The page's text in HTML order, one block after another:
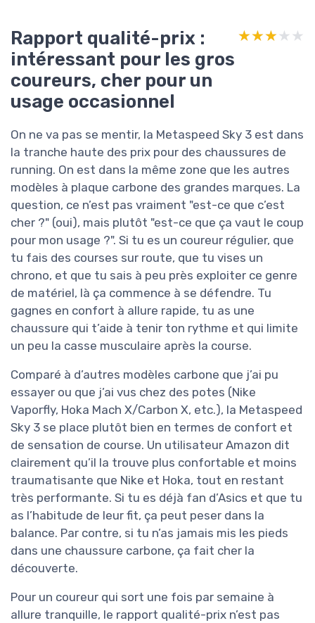
Rapport qualité-prix :
intéressant pour les gros
coureurs, cher pour un
usage occasionnel
★★★★★
★★★★★
On ne va pas se mentir, la Metaspeed Sky 3 est dans
la tranche haute des prix pour des chaussures de
running. On est dans la même zone que les autres
modèles à plaque carbone des grandes marques. La
question, ce n’est pas vraiment "est-ce que c’est
cher ?" (oui), mais plutôt "est-ce que ça vaut le coup
pour mon usage ?". Si tu es un coureur régulier, que
tu fais des courses sur route, que tu vises un
chrono, et que tu sais à peu près exploiter ce genre
de matériel, là ça commence à se défendre. Tu
gagnes en confort à allure rapide, tu as une
chaussure qui t’aide à tenir ton rythme et qui limite
un peu la casse musculaire après la course.
Comparé à d’autres modèles carbone que j’ai pu
essayer ou que j’ai vus chez des potes (Nike
Vaporfly, Hoka Mach X/Carbon X, etc.), la Metaspeed
Sky 3 se place plutôt bien en termes de confort et
de sensation de course. Un utilisateur Amazon dit
clairement qu’il la trouve plus confortable et moins
traumatisante que Nike et Hoka, tout en restant
très performante. Si tu es déjà fan d’Asics et que tu
as l’habitude de leur fit, ça peut peser dans la
balance. Par contre, si tu n’as jamais mis les pieds
dans une chaussure carbone, ça fait cher la
découverte.
Pour un coureur qui sort une fois par semaine à
allure tranquille, le rapport qualité-prix n’est pas